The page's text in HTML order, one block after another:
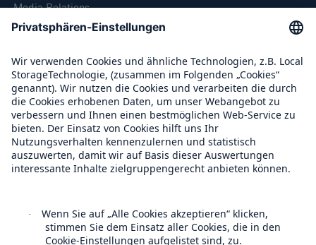
Media Relations
Compliance
Über Munich Re
Munich Re Weltweit